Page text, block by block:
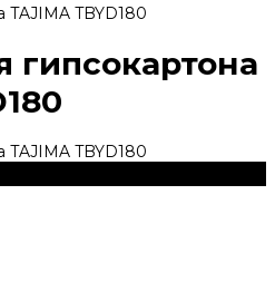
TAJIMA TBYD180
TAJIMA TBYD180